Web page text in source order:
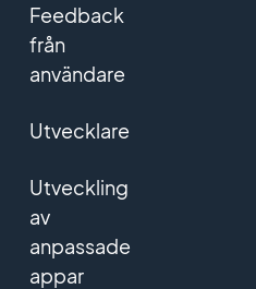
Feedback
från
användare
Utvecklare
Utveckling
av
anpassade
appar